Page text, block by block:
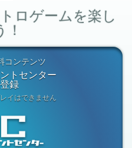
ロゲームを楽し
！
コンテンツ
トセンター
録
イはできません